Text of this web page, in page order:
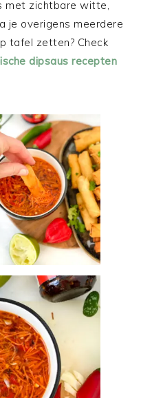
met zichtbare witte,
je overigens meerdere
tafel zetten? Check
dipsaus recepten